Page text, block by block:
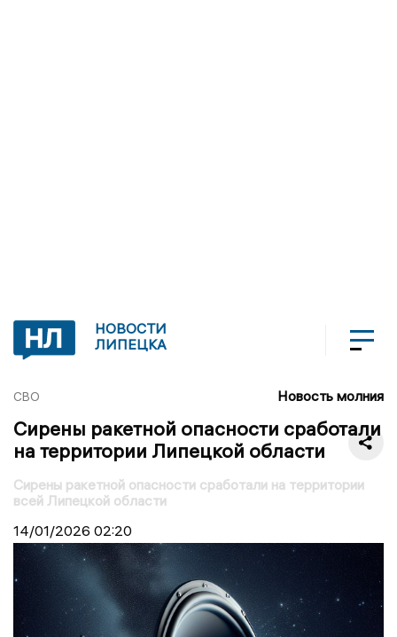
НОВОСТИ
ЛИПЕЦКА
СВО Новость молния
Сирены ракетной опасности сработали
на территории Липецкой области
Сирены ракетной опасности сработали на территории
всей Липецкой области
14/01/2026 02:20